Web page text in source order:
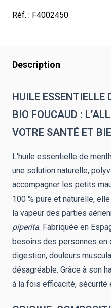
Réf. : F4002450
Description
HUILE ESSENTIELLE
BIO FOUCAUD :
VOTRE SANTÉ ET
L'huile essentielle de
une solution naturelle,
accompagner les petits
100 % pure et naturelle,
la vapeur des parties
piperita. Fabriquée en
besoins des personnes en
digestion, douleurs
désagréable. Grâce à son
à la fois efficacité,